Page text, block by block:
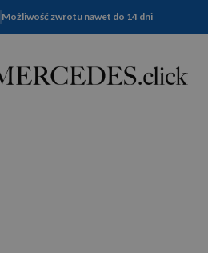
Możliwość zwrotu nawet do 14 dni